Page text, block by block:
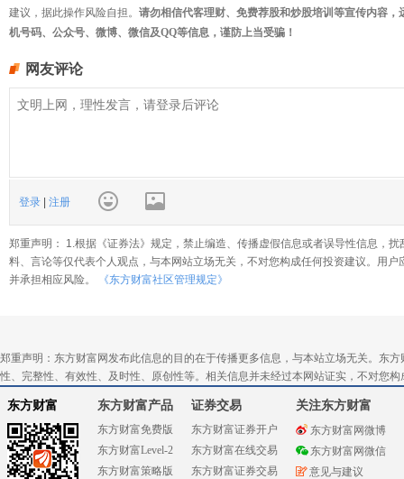
建议，据此操作风险自担。 请勿相信代客理财、免费荐股和炒股培训等宣传内容
机号码、公众号、微博、微信及QQ等信息，谨防上当受骗！
网友评论
登录 注册
郑重声明： 1.根据《证券法》规定，禁止编造、传播虚假信息或者误导性信息，
料、言论等仅代表个人观点，与本网站立场无关，不对您构成任何投资建议。用
并承担相应风险。
《东方财富社区管理规定》
郑重声明：东方财富网发布此信息的目的在于传播更多信息，与本站立场无关。东
性、完整性、有效性、及时性、原创性等。相关信息并未经过本网站证实，不对您
东方财富 东方财富产品
东方财富免费版
东方财富Level-2
东方财富策略版
证券交易
东方财富证券开户
东方财富在线交易
东方财富证券交易
关注东方财富
东方财富网微博
东方财富网微信
意见与建议